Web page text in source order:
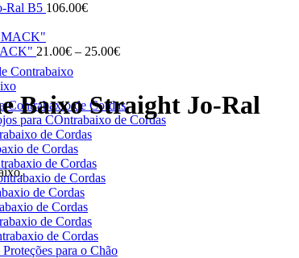
Contrabaixo
Contrabaxio de Cordas
para COntrabaixo de Cordas
de Cordas
de Cordas
de Cordas
de Cordas
de Cordas
de Cordas
de Cordas
de Cordas
para o Chão
Ral B5 106.00€
21.00€ – 25.00€Price
through
25.00€
Baixo Straight Jo-Ral